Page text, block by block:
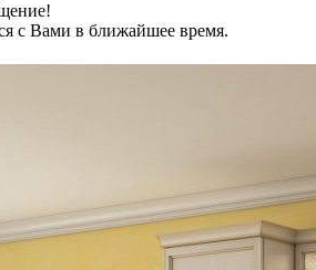
с Вами в ближайшее время.